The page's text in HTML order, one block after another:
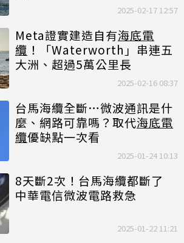
2025-02-17 12:57
Meta證實建造自有海底電
纜 ！「Waterworth」串連五
大洲、超過5萬公里長
2025-02-16 08:37
台馬海纜全斷…微波通訊是什
麼、網路可靠嗎？取代海底電
纜優缺點一次看
2025-01-24 10:13
8天斷2次！台馬海纜都斷了
中華電信微波電路救急
2025-01-22 11:21